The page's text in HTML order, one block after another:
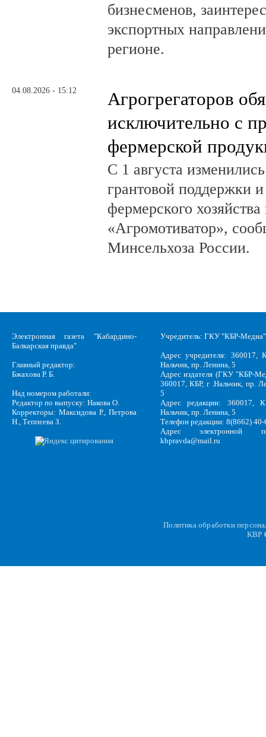
бизнесменов,
экспортных
регионе.
04.08.2026 - 15:12
Агрогрегаторов
исключительно с
фермерской
С 1 августа
грантовой поддержки
фермерского хозяйства
«Агромотиватор»,
Минсельхоза России.
Электронная газета "Кабардино-
Балкарская правда"
Главный редактор:
Бжахова Р. Б.
Над номером работали:
Редактор по выпуску: Накова О.
Корректоры: Максидова Р., Петрова
Н., Теппеева З.
Учредитель: ГКУ "КБР-Медиа"
Адрес учредителя: 360017,
Нальчик, пр. Ленина, 5
Адрес издателя (ГКУ "КБР-
360017, КБР, г .Нальчик, пр.
5
Адрес редакции: 360017,
Нальчик, пр. Ленина, 5
Телефон редакции: 8(8662)
Адрес электронной
kbpravda@mail.ru
Политика обработки
KBP